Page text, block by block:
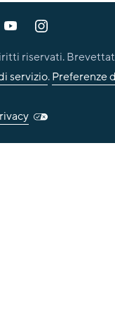
riservati.
servizio.Preferenze